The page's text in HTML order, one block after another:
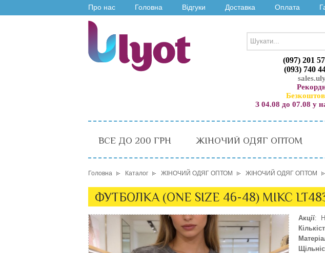
Про нас Головна Відгуки Доставка Оплата
(097) 201
(093) 740
З 04.08 до 07.08 у
ВСЕ ДО 200 ГРН ЖІНОЧИЙ ОДЯГ ОПТОМ
Головна Каталог ЖІНОЧИЙ ОДЯГ ОПТОМ ЖІНОЧИЙ ОДЯГ ОПТОМ
ФУТБОЛКА (ONE SIZE 46-48) МІКС
Акції: